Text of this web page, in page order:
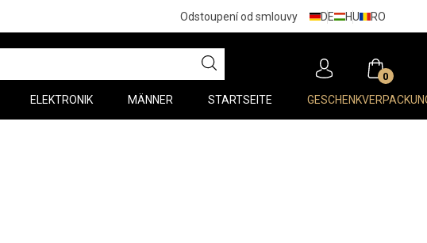
Odstoupení od smlouvy DE HU RO
0
ELEKTRONIK MÄNNER STARTSEITE